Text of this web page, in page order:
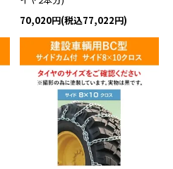
70,020円(税込77,022円)